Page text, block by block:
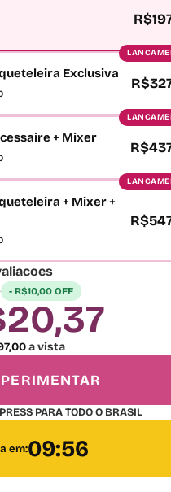
Exclusiva
+ Mixer
+ Mixer +
- R$10,00 OFF
a vista
PARA TODO O BRASIL
em:09:56